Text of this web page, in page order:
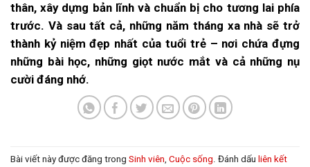
thân, xây dựng bản lĩnh và chuẩn bị cho tương lai phía
trước. Và sau tất cả, những năm tháng xa nhà sẽ trở
thành kỷ niệm đẹp nhất của tuổi trẻ – nơi chứa đựng
những bài học, những giọt nước mắt và cả những nụ
cười đáng nhớ.
Bài viết này được đăng trong Sinh viên Cuộc sống . Đánh dấu liên kết